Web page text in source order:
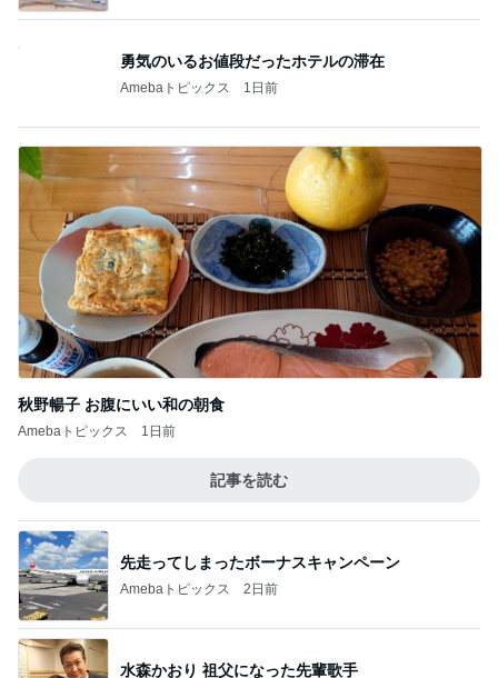
勇気のいるお値段だったホテルの滞在
Amebaトピックス 1日前
秋野暢子 お腹にいい和の朝食
Amebaトピックス 1日前
記事を読む
先走ってしまったボーナスキャンペーン
Amebaトピックス 2日前
水森かおり 祖父になった先輩歌手